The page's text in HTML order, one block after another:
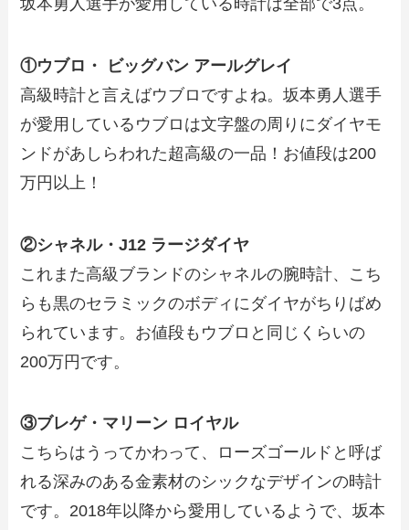
①ウブロ・ ビッグバン アールグレイ
高級時計と言えばウブロですよね。坂本勇人選手
が愛用しているウブロは文字盤の周りにダイヤモ
ンドがあしらわれた超高級の一品！お値段は200
万円以上！
②シャネル・J12 ラージダイヤ
これまた高級ブランドのシャネルの腕時計、こち
らも黒のセラミックのボディにダイヤがちりばめ
られています。お値段もウブロと同じくらいの
200万円です。
③ブレゲ・マリーン ロイヤル
こちらはうってかわって、ローズゴールドと呼ば
れる深みのある金素材のシックなデザインの時計
です。2018年以降から愛用しているようで、坂本